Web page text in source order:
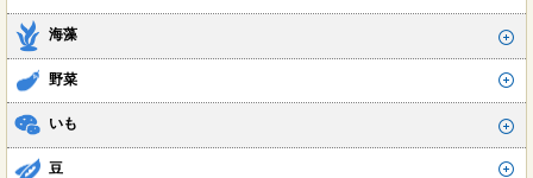
海藻
野菜
いも
豆